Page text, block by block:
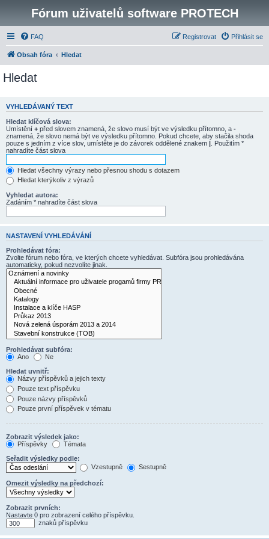
Fórum uživatelů software PROTECH
FAQ Přihlásit se
Registrovat
Obsah fóra Hledat
Hledat
VYHLEDÁVANÝ TEXT
Hledat klíčová slova:
Umístění + před slovem znamená, že slovo musí být ve výsledku přítomno, a -
znamená, že slovo nemá být ve výsledku přítomno. Pokud chcete, aby stačila shoda
pouze s jedním z více slov, umístěte je do závorek oddělené znakem | . Použitím *
nahradíte část slova
Hledat všechny výrazy nebo přesnou shodu s dotazem
Hledat kterýkoliv z výrazů
Vyhledat autora:
Zadáním * nahradíte část slova
NASTAVENÍ VYHLEDÁVÁNÍ
Prohledávat fóra:
Zvolte fórum nebo fóra, ve kterých chcete vyhledávat. Subfóra jsou prohledávána
automaticky, pokud nezvolíte jinak.
Prohledávat subfóra:
Ano
Ne
Hledat uvnitř:
Názvy příspěvků a jejich texty
Pouze text příspěvku
Pouze názvy příspěvků
Pouze první příspěvek v tématu
Zobrazit výsledek jako:
Příspěvky
Témata
Seřadit výsledky podle:
Vzestupně
Sestupně
Omezit výsledky na předchozí:
Zobrazit prvních:
Nastavte 0 pro zobrazení celého příspěvku.
znaků příspěvku